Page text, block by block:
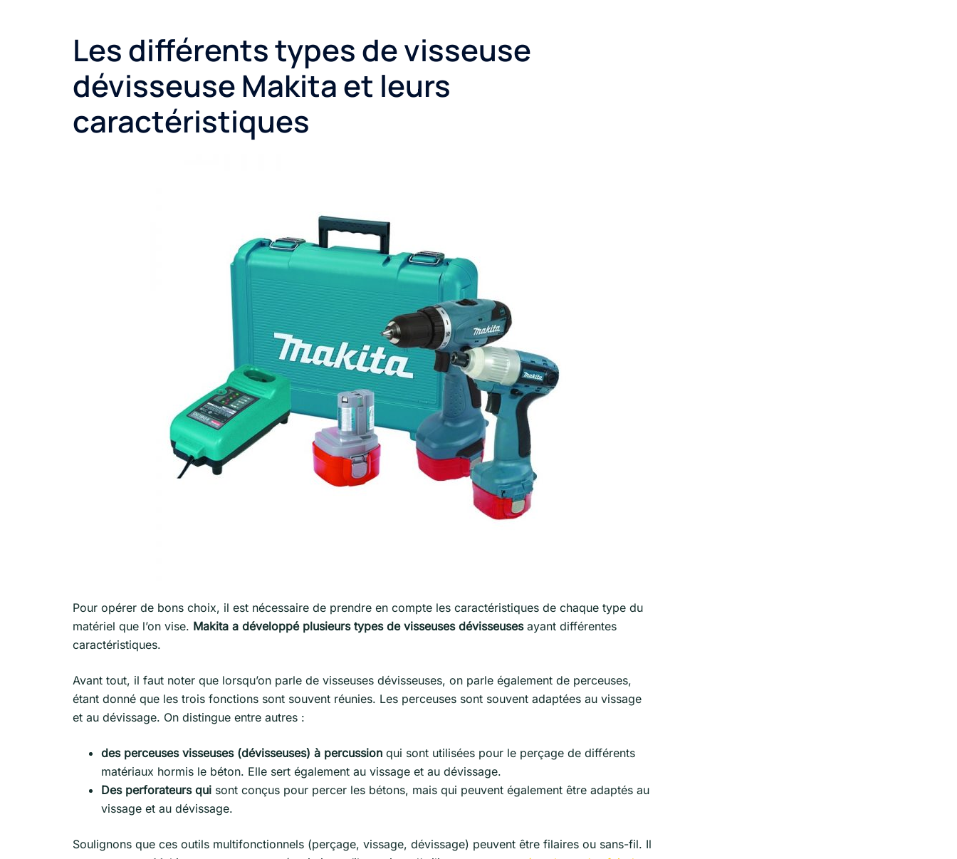
Les différents types de visseuse
dévisseuse Makita et leurs
caractéristiques
Pour opérer de bons choix, il est nécessaire de prendre en compte les caractéristiques de chaque type du
matériel que l’on vise. Makita a développé plusieurs types de visseuses dévisseusesayant différentes
caractéristiques.
Avant tout, il faut noter que lorsqu’on parle de visseuses dévisseuses, on parle également de perceuses,
étant donné que les trois fonctions sont souvent réunies. Les perceuses sont souvent adaptées au vissage
et au dévissage. On distingue entre autres :
des perceuses visseuses (dévisseuses) à percussion qui sont utilisées pour le perçage de différents
matériaux hormis le béton. Elle sert également au vissage et au dévissage.
Des perforateurs qui sont conçus pour percer les bétons, mais qui peuvent également être adaptés au
vissage et au dévissage.
Soulignons que ces outils multifonctionnels (perçage, vissage, dévissage) peuvent être filaires ou sans-fil. Il